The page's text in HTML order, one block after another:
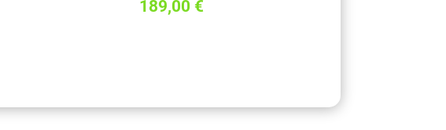
189,00 €